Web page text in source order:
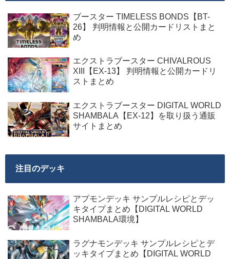
ブースター TIMELESS BONDS【BT-
26】 判明情報と公開カードリストまと
め
エクストラブースター CHIVALROUS
XIII【EX-13】 判明情報と公開カードリ
ストまとめ
エクストラブースター DIGITAL WORLD
SHAMBALA【EX-12】を取り扱う通販
サイトまとめ
注目のデッキ
アプモンデッキ サンプルレシピとデッ
キタイプまとめ【DIGITAL WORLD
SHAMBALA環境】
ラグナモンデッキ サンプルレシピとデ
ッキタイプまとめ【DIGITAL WORLD